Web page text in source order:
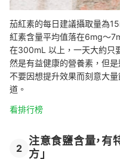
茄紅素的每日建議攝取量為
紅素含量平均值落在6mg～
在300mL 以上，一天大約只
然是有益健康的營養素，但
不要因想提升效果而刻意大
道。
看排行榜
2
注意食鹽含量，有
方」